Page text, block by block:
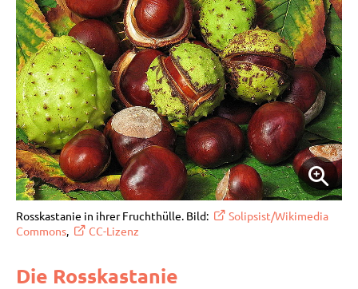
Rosskastanie in ihrer Fruchthülle. Bild: Solipsist/Wikimedia
Commons, CC-Lizenz
Die Rosskastanie